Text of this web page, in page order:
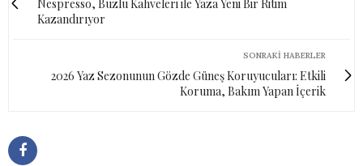
Nespresso, Buzlu Kahveleri ile Yaza Yeni Bir Ritim
Kazandırıyor
SONRAKI HABERLER
2026 Yaz Sezonunun Gözde Güneş Koruyucuları: Etkili
Koruma, Bakım Yapan İçerik